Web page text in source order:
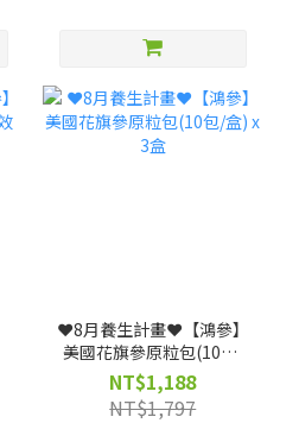
❤️8月養生計畫❤️【鴻參】
美國花旗參原粒包(10包/
盒) x 3盒
NT$1,188
NT$1,797